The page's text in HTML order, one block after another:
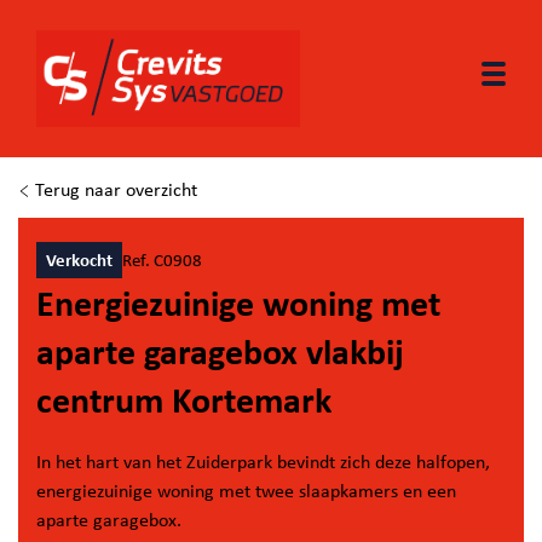
Terug naar overzicht
Verkocht Ref. C0908
Energiezuinige woning met
aparte garagebox vlakbij
centrum Kortemark
In het hart van het Zuiderpark bevindt zich deze halfopen,
energiezuinige woning met twee slaapkamers en een
aparte garagebox.